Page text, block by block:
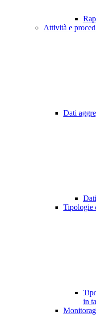
Attività e
Dati
Tipologie
in